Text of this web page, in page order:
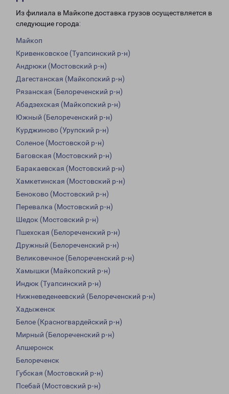
Из филиала в Майкопе доставка грузов осуществляется в
следующие города:
Майкоп
Кривенковское (Туапсинский р-н)
Андрюки (Мостовский р-н)
Дагестанская (Майкопский р-н)
Рязанская (Белореченский р-н)
Абадзехская (Майкопский р-н)
Южный (Белореченский р-н)
Курджиново (Урупский р-н)
Соленое (Мостовской р-н)
Баговская (Мостовский р-н)
Баракаевская (Мостовский р-н)
Хамкетинская (Мостовский р-н)
Беноково (Мостовский р-н)
Перевалка (Мостовский р-н)
Шедок (Мостовский р-н)
Пшехская (Белореченский р-н)
Дружный (Белореченский р-н)
Великовечное (Белореченский р-н)
Хамышки (Майкопский р-н)
Индюк (Туапсинский р-н)
Нижневеденеевский (Белореченский р-н)
Хадыженск
Белое (Красногвардейский р-н)
Мирный (Белореченский р-н)
Апшеронск
Белореченск
Губская (Мостовский р-н)
Псебай (Мостовский р-н)